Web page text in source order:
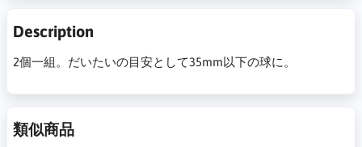
Description
2個一組。だいたいの目安として35mm以下の球に。
類似商品